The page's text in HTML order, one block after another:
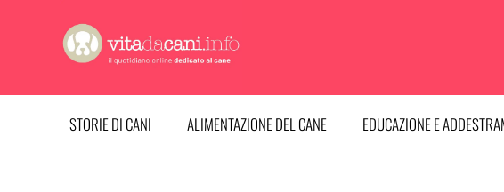
contenuto
STORIE DI CANI ALIMENTAZIONE DEL CANE EDUCAZIONE E